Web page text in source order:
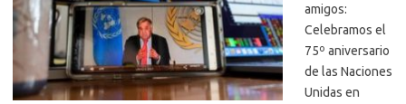
amigos:
Celebramos el
75º aniversario
de las Naciones
Unidas en